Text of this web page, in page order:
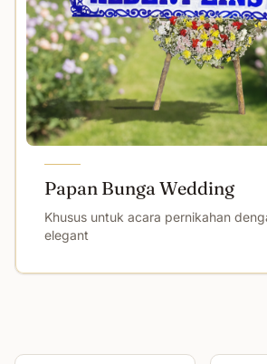
Papan Bunga Wedding
Khusus untuk acara pernikahan
elegant